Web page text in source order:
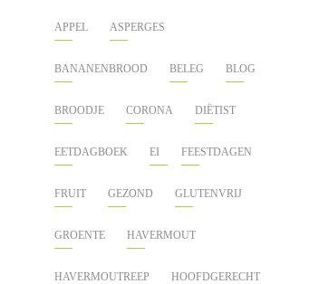
APPEL ASPERGES
BANANENBROOD BELEG BLOG
BROODJE CORONA DIËTIST
EETDAGBOEK EI FEESTDAGEN
FRUIT GEZOND GLUTENVRIJ
GROENTE HAVERMOUT
HAVERMOUTREEP HOOFDGERECHT